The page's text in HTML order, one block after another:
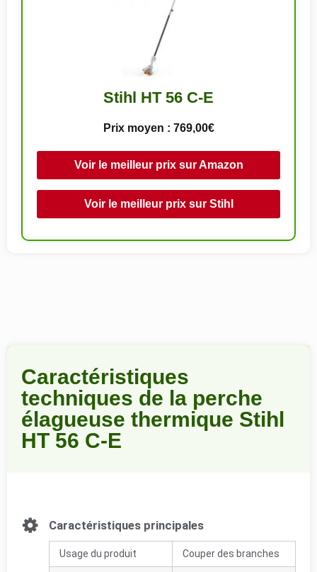
Stihl HT 56 C-E
Prix moyen : 769,00€
Voir le meilleur prix sur Amazon
Voir le meilleur prix sur Stihl
Caractéristiques
techniques de la perche
élagueuse thermique Stihl
HT 56 C-E
Caractéristiques principales
Usage du produit Couper des branches